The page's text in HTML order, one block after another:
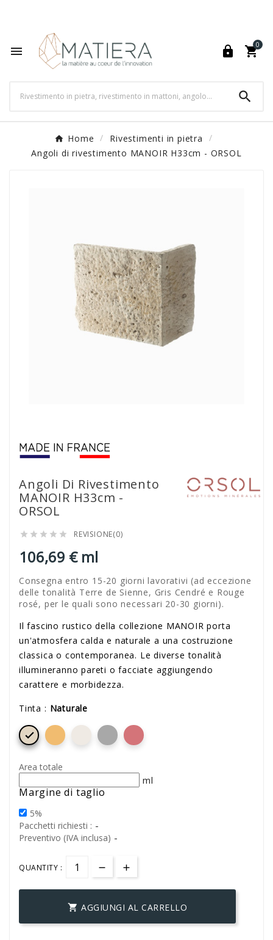
  
0

Home
Rivestimenti in pietra
Angoli di rivestimento MANOIR H33cm - ORSOL
Angoli Di Rivestimento
MANOIR H33cm -
ORSOL
     REVISIONE(0)
106,69 € ml
Consegna entro 15-20 giorni lavorativi (ad eccezione
delle tonalità Terre de Sienne, Gris Cendré e Rouge
rosé, per le quali sono necessari 20-30 giorni).
Il fascino rustico della collezione MANOIR porta
un'atmosfera calda e naturale a una costruzione
classica o contemporanea. Le diverse tonalità
illumineranno pareti o facciate aggiungendo
carattere e morbidezza.
Tinta : Naturale

Area totale
ml
Margine di taglio
5%
Pacchetti richiesti : -
Preventivo (IVA inclusa) -
QUANTITY :
 AGGIUNGI AL CARRELLO